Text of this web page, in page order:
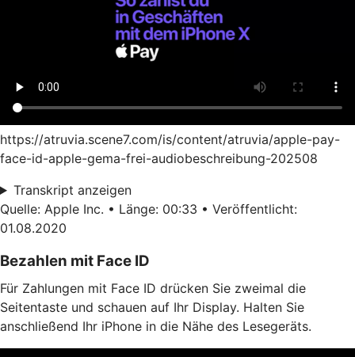
https://atruvia.scene7.com/is/content/atruvia/apple-pay-
face-id-apple-gema-frei-audiobeschreibung-202508
Transkript anzeigen
Quelle: Apple Inc. • Länge: 00:33 • Veröffentlicht:
01.08.2020
Bezahlen mit Face ID
Für Zahlungen mit Face ID drücken Sie zweimal die
Seitentaste und schauen auf Ihr Display. Halten Sie
anschließend Ihr iPhone in die Nähe des Lesegeräts.